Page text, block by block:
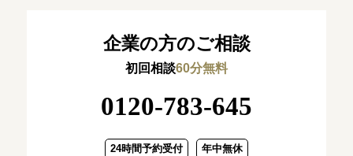
企業の方のご相談
初回相談60分無料
0120-783-645
24時間予約受付 年中無休